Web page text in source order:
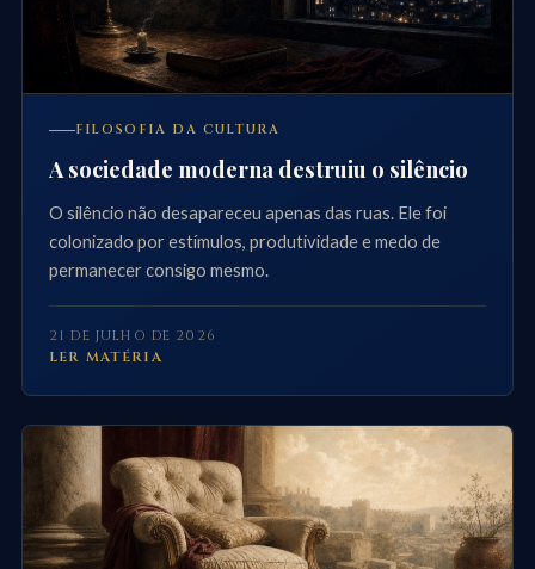
FILOSOFIA DA CULTURA
A sociedade moderna destruiu o silêncio
O silêncio não desapareceu apenas das ruas. Ele foi
colonizado por estímulos, produtividade e medo de
permanecer consigo mesmo.
21 DE JULHO DE 2026
LER MATÉRIA